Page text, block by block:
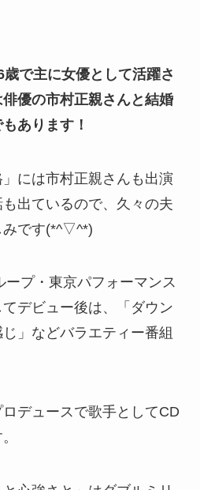
で主に女優として活躍さ
優の市村正親さんと結婚
あります！
には市村正親さんも出演
出ているので、久々の夫
みです(*^▽^*)
ープ・東京パフォーマンス
デビュー後は、「ダウン
」などバラエティー番組
デュースで歌手としてCD